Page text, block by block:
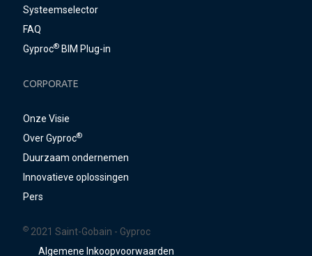
Systeemselector
FAQ
Gyproc® BIM Plug-in
CORPORATE
Onze Visie
Over Gyproc®
Duurzaam ondernemen
Innovatieve oplossingen
Pers
© 2021 Saint-Gobain - Gyproc
Algemene Inkoopvoorwaarden